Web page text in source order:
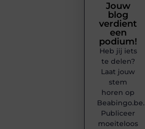
Jouw
blog
verdient
een
podium!
Heb jij iets
te delen?
Laat jouw
stem
horen op
Beabingo.be.
Publiceer
moeiteloos